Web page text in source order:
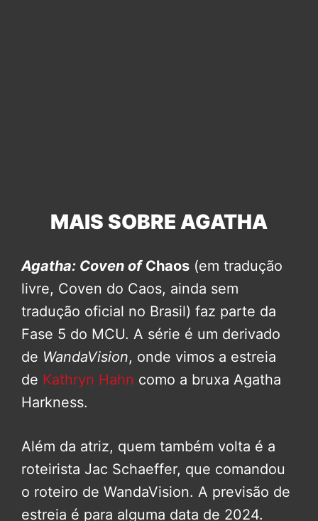
MAIS SOBRE AGATHA
Agatha: Coven ofChaos (em tradução
livre, Coven do Caos, ainda sem
tradução oficial no Brasil) faz parte da
Fase 5 do MCU. A série é um derivado
de WandaVision, onde vimos a estreia
de Kathryn Hahn como a bruxa Agatha
Harkness.
Além da atriz, quem também volta é a
roteirista Jac Schaeffer, que comandou
o roteiro de WandaVision. A previsão de
estreia é para alguma data de 2024.